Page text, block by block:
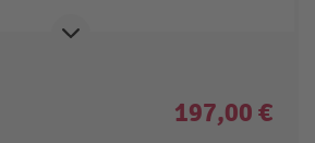
197,00 €